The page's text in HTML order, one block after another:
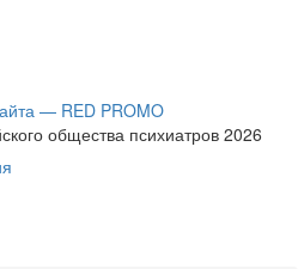
— RED PROMO
общества психиатров 2026